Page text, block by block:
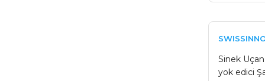
Sinek Uçan
yok edici